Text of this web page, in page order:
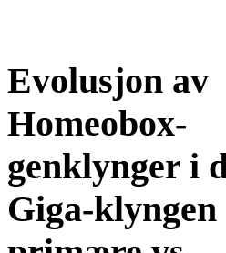
Evolusjon av
Homeobox-
genklynger i
Giga-klyngen